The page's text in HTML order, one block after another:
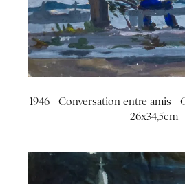
1946 - Conversation entre amis -
26x34,5cm